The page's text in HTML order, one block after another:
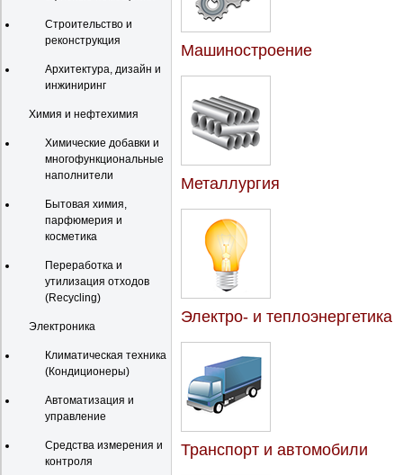
Строительство и
реконструкция
Архитектура, дизайн и
инжиниринг
Химия и нефтехимия
Химические добавки и
многофункциональные
наполнители
Бытовая химия,
парфюмерия и
косметика
Переработка и
утилизация отходов
(Recycling)
Электроника
Климатическая техника
(Кондиционеры)
Автоматизация и
управление
Средства измерения и
контроля
Машиностроение
Металлургия
Электро- и теплоэнергетика
Транспорт и автомобили